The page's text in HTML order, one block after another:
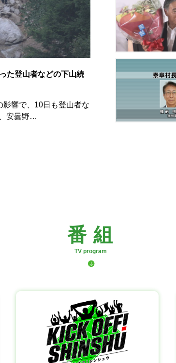
た登山者などの下山続
響で、10日も登山者な
安曇野…
番 組
TV program